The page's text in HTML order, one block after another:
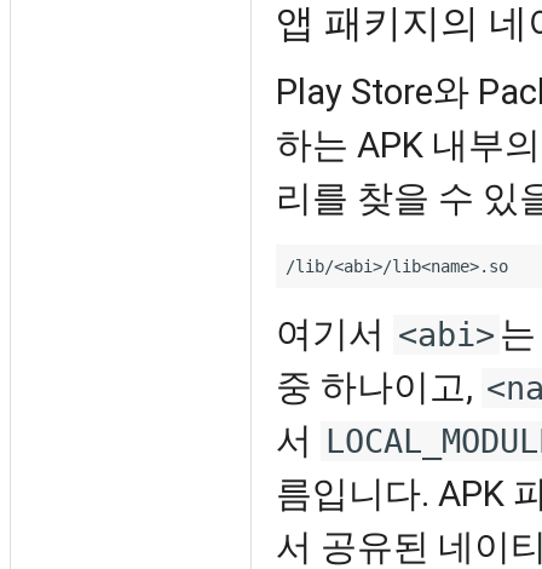
앱 패키지의 네
Play Store와
하는 APK 내부
리를 찾을 수 있
여기서 <abi>
중 하나이고,
서
름입니다. APK
서 공유된 네이